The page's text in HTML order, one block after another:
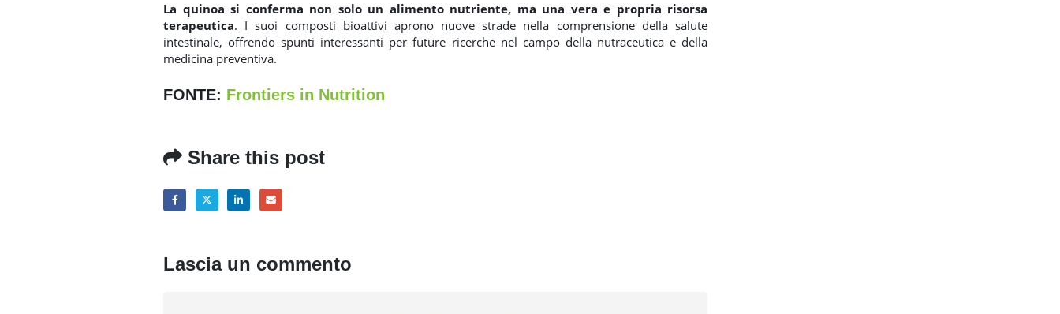
La quinoa si conferma non solo un alimento nutriente, ma una vera e propria risorsa
terapeutica. I suoi composti bioattivi aprono nuove strade nella comprensione della salute
intestinale, offrendo spunti interessanti per future ricerche nel campo della nutraceutica e della
medicina preventiva.
FONTE: Frontiers in Nutrition
Share this post
Lascia un commento